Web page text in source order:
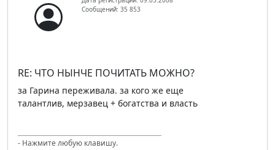
Сообщений: 35 853
RE: ЧТО НЫНЧЕ ПОЧИТАТЬ МОЖНО?
за Гарина переживала. за кого же еще
талантлив, мерзавец + богатства и власть
- Нажмите любую клавишу.